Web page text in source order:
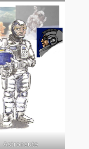
Astronaute